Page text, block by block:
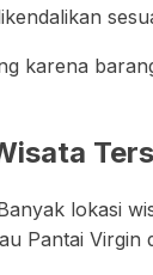
karena
lokasi
Pantai Virgin